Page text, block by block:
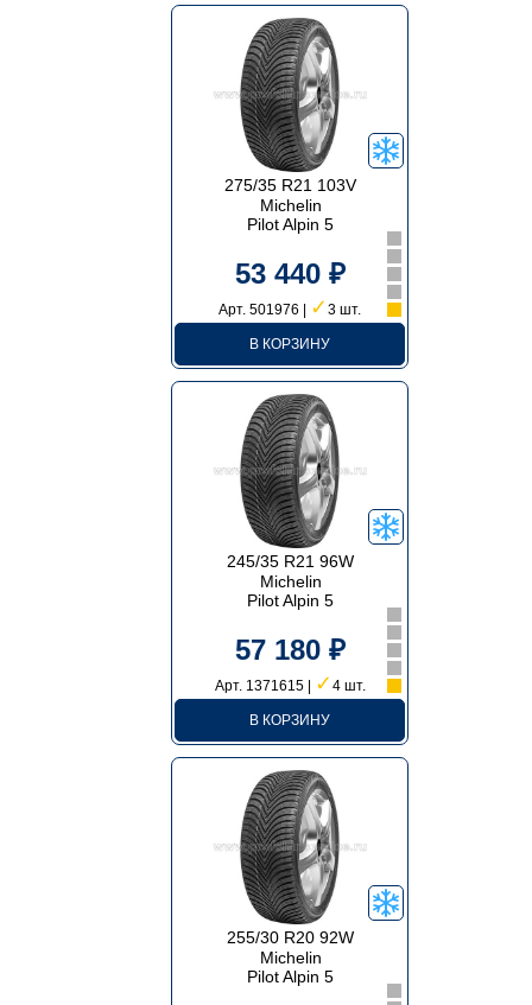
275/35 R21 103V
Michelin
Pilot Alpin 5
53 440 ₽
Арт. 501976 | ✓3 шт.
В КОРЗИНУ
245/35 R21 96W
Michelin
Pilot Alpin 5
57 180 ₽
Арт. 1371615 | ✓ 4 шт.
В КОРЗИНУ
255/30 R20 92W
Michelin
Pilot Alpin 5